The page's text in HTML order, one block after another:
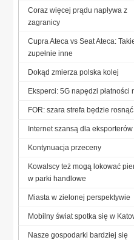
Coraz więcej prądu napływa z
zagranicy
Cupra Ateca vs Seat Ateca:
zupełnie inne
Dokąd zmierza polska kolej
Eksperci: 5G napędzi płatności
FOR: szara strefa będzie rosnąć
Internet szansą dla eksporterów
Kontynuacja przeceny
Kowalscy też mogą lokować
w parki handlowe
Miasta w zielonej perspektywie
Mobilny świat spotka się w
Nasze gospodarki bardziej się